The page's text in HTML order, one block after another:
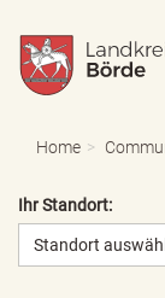
Home
Ihr Standort:
Standort